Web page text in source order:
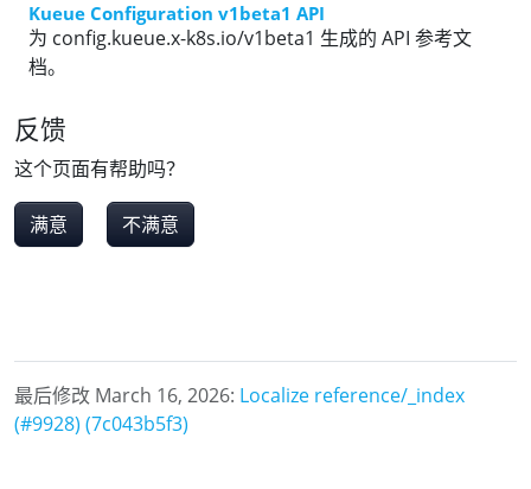
Kueue Configuration v1beta1 API
为 config.kueue.x-k8s.io/v1beta1 生成的 API 参考文
档。
反馈
这个页面有帮助吗？
满意 不满意
最后修改 March 16, 2026: Localize reference/_index
(#9928) (7c043b5f3)